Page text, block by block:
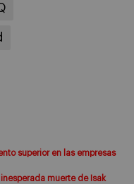
superior en las empresas
muerte de Isak